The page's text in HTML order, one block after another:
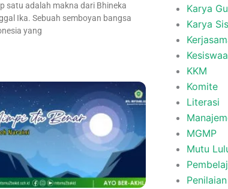
satu adalah makna dari Bhineka
Ika. Sebuah semboyan bangsa
yang
Karya
Karya
KKM
Komite
Literasi
MGMP
Mutu
Penilaian